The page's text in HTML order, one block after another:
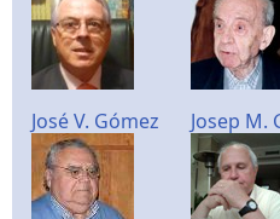
José V. Gómez Josep M.